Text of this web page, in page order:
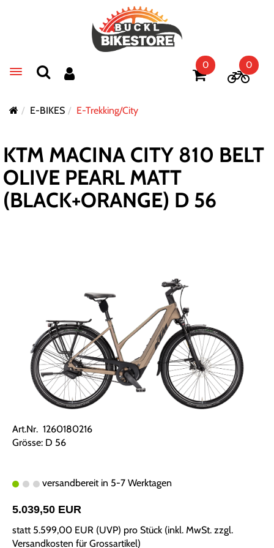
Toggle navigation
0 0
E-BIKES E-Trekking/City
KTM MACINA CITY 810 BELT
OLIVE PEARL MATT
(BLACK+ORANGE) D 56
Art.Nr. 1260180216
Grösse: D 56
versandbereit in 5-7 Werktagen
5.039,50 EUR
statt 5.599,00 EUR (UVP) pro Stück (inkl. MwSt. zzgl.
Versandkosten für Grossartikel)